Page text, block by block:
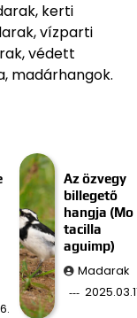
kerti
vízparti
védett
madárhangok.
Az özvegy
billegető
hangja (Mo
tacilla
aguimp)
Madarak